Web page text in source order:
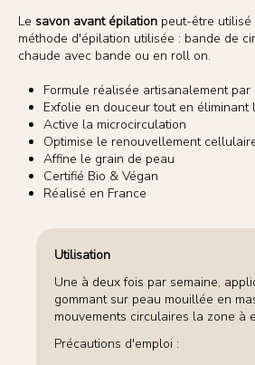
Le savon avant épilation peut-être
méthode d'épilation utilisée : bande de
chaude avec bande ou en roll on.
Formule réalisée artisanalement
Exfolie en douceur tout en
Active la microcirculation
Optimise le renouvellement
Affine le grain de peau
Certifié Bio & Végan
Réalisé en France
Utilisation
Une à deux fois par semaine,
gommant sur peau mouillée en
mouvements circulaires la zone à
Précautions d'emploi :